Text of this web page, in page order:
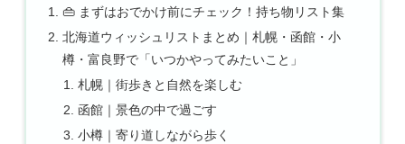
👜 まずはおでかけ前にチェック！持ち物リスト集
北海道ウィッシュリストまとめ｜札幌・函館・小
樽・富良野で「いつかやってみたいこと」
札幌｜街歩きと自然を楽しむ
函館｜景色の中で過ごす
小樽｜寄り道しながら歩く